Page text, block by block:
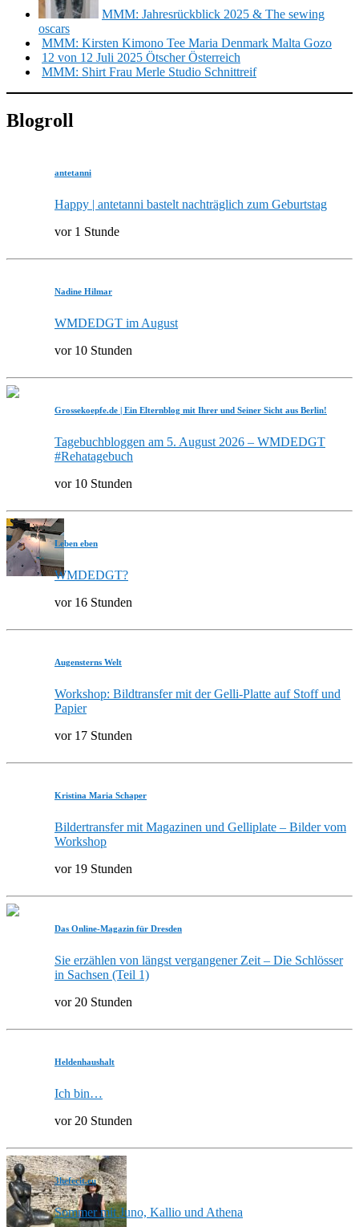
MMM: Jahresrückblick 2025 & The sewing
oscars
MMM: Kirsten Kimono Tee Maria Denmark Malta Gozo
12 von 12 Juli 2025 Ötscher Österreich
MMM: Shirt Frau Merle Studio Schnittreif
Blogroll
antetanni
Happy | antetanni bastelt nachträglich zum Geburtstag
vor 1 Stunde
Nadine Hilmar
WMDEDGT im August
vor 10 Stunden
Grossekoepfe.de | Ein Elternblog mit Ihrer und Seiner Sicht aus Berlin!
Tagebuchbloggen am 5. August 2026 – WMDEDGT
#Rehatagebuch
vor 10 Stunden
Leben eben
WMDEDGT?
vor 16 Stunden
Augensterns Welt
Workshop: Bildtransfer mit der Gelli-Platte auf Stoff und
Papier
vor 17 Stunden
Kristina Maria Schaper
Bildertransfer mit Magazinen und Gelliplate – Bilder vom
Workshop
vor 19 Stunden
Das Online-Magazin für Dresden
Sie erzählen von längst vergangener Zeit – Die Schlösser
in Sachsen (Teil 1)
vor 20 Stunden
Heldenhaushalt
Ich bin…
vor 20 Stunden
3hefecit.eu
Sommer mit Juno, Kallio und Athena